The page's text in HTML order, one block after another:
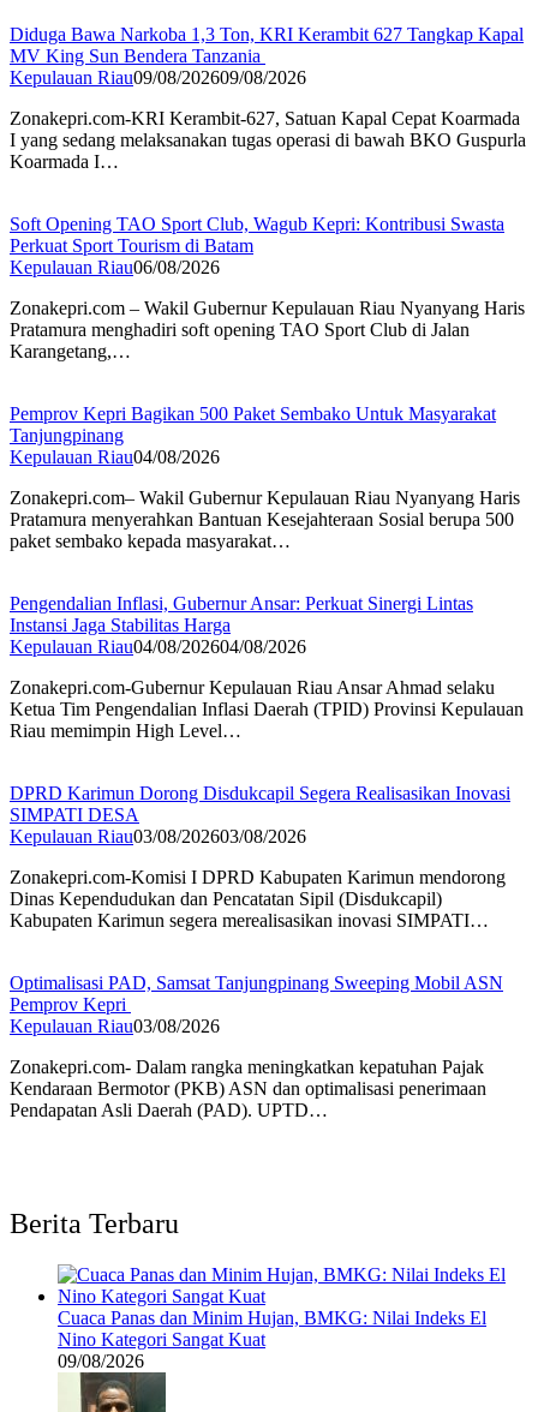
Diduga Bawa Narkoba 1,3 Ton, KRI Kerambit 627 Tangkap Kapal
MV King Sun Bendera Tanzania
Kepulauan Riau09/08/202609/08/2026
Zonakepri.com-KRI Kerambit-627, Satuan Kapal Cepat Koarmada
I yang sedang melaksanakan tugas operasi di bawah BKO Guspurla
Koarmada I…
Soft Opening TAO Sport Club, Wagub Kepri: Kontribusi Swasta
Perkuat Sport Tourism di Batam
Kepulauan Riau06/08/2026
Zonakepri.com – Wakil Gubernur Kepulauan Riau Nyanyang Haris
Pratamura menghadiri soft opening TAO Sport Club di Jalan
Karangetang,…
Pemprov Kepri Bagikan 500 Paket Sembako Untuk Masyarakat
Tanjungpinang
Kepulauan Riau04/08/2026
Zonakepri.com– Wakil Gubernur Kepulauan Riau Nyanyang Haris
Pratamura menyerahkan Bantuan Kesejahteraan Sosial berupa 500
paket sembako kepada masyarakat…
Pengendalian Inflasi, Gubernur Ansar: Perkuat Sinergi Lintas
Instansi Jaga Stabilitas Harga
Kepulauan Riau04/08/202604/08/2026
Zonakepri.com-Gubernur Kepulauan Riau Ansar Ahmad selaku
Ketua Tim Pengendalian Inflasi Daerah (TPID) Provinsi Kepulauan
Riau memimpin High Level…
DPRD Karimun Dorong Disdukcapil Segera Realisasikan Inovasi
SIMPATI DESA
Kepulauan Riau03/08/202603/08/2026
Zonakepri.com-Komisi I DPRD Kabupaten Karimun mendorong
Dinas Kependudukan dan Pencatatan Sipil (Disdukcapil)
Kabupaten Karimun segera merealisasikan inovasi SIMPATI…
Optimalisasi PAD, Samsat Tanjungpinang Sweeping Mobil ASN
Pemprov Kepri
Kepulauan Riau03/08/2026
Zonakepri.com- Dalam rangka meningkatkan kepatuhan Pajak
Kendaraan Bermotor (PKB) ASN dan optimalisasi penerimaan
Pendapatan Asli Daerah (PAD). UPTD…
Berita Terbaru
Cuaca Panas dan Minim Hujan, BMKG: Nilai Indeks El
Nino Kategori Sangat Kuat
09/08/2026